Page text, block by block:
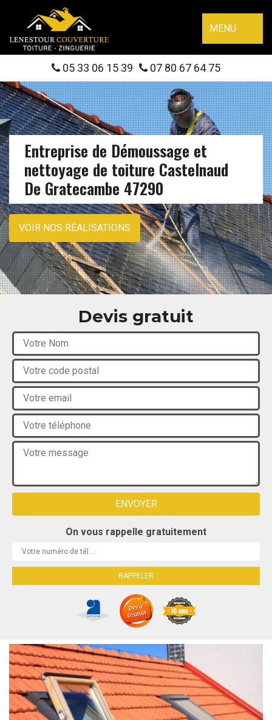
MENU
05 33 06 15 39 07 80 67 64 75
Entreprise de Démoussage et
nettoyage de toiture Castelnaud
De Gratecambe 47290
VOIR NOS RÉALISATIONS
Devis gratuit
On vous rappelle gratuitement